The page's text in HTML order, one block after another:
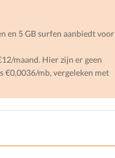
en 5 GB surfen aanbiedt voor
maand. Hier zijn er geen
€0,0036/mb, vergeleken met